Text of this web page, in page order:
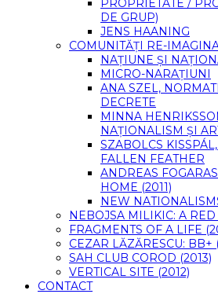
PROPRIETATE /
DE GRUP)
JENS HAANING
COMUNITĂȚI RE-
NAȚIUNE ȘI
MICRO-NARAȚIUNI
ANA SZEL,
DECRETE
MINNA
NAȚIONALISM ȘI
SZABOLCS
FALLEN FEATHER
ANDREAS
HOME (2011)
NEW
NEBOJSA MILIKIC: A
FRAGMENTS OF A LIFE
CEZAR LĂZĂRESCU: BB+
SAH CLUB COROD (2013)
VERTICAL SITE (2012)
CONTACT